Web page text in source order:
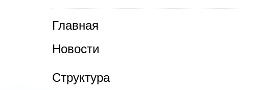
Главная
Новости
Структура